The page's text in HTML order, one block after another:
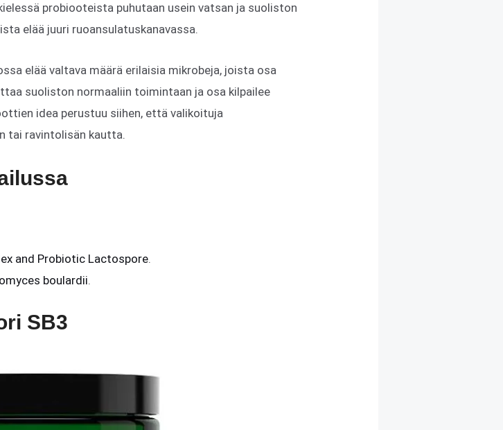
probiooteista puhutaan usein vatsan ja suoliston
elää juuri ruoansulatuskanavassa.
elää valtava määrä erilaisia mikrobeja, joista osa
suoliston normaaliin toimintaan ja osa kilpailee
idea perustuu siihen, että valikoituja
tai ravintolisän kautta.
and Probiotic Lactospore.
boulardii.
SB3